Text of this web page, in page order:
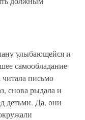
улыбающейся и
самообладание
письмо
снова рыдала и
детьми. Да, они